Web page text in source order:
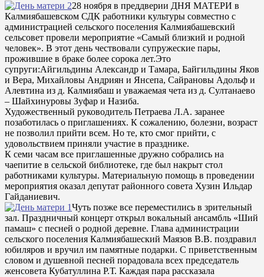
28 ноября в преддверии ДНЯ МАТЕРИ в
Калмиябашевском СДК работники культуры совместно с
администрацией сельского поселения Калмиябашевский
сельсовет провели мероприятие «Самый близкий и родной
человек». В этот день чествовали супружеские пары,
прожившие в браке более сорока лет.Это
супруги:Айгильдины Александр и Тамара, Байгильдины Яков
и Вера, Михайловы Андриян и Янсепа, Сайрановы Адольф и
Алевтина из д. Калмиябаш и уважаемая чета из д. Султанаево
– Шайхинуровы Зуфар и Назиба.
Художественный руководитель Петраева Л.А. заранее
позаботилась о приглашениях. К сожалению, болезни, возраст
не позволил прийти всем. Но те, кто смог прийти, с
удовольствием приняли участие в празднике.
К семи часам все приглашенные дружно собрались на
чаепитие в сельской библиотеке, где был накрыт стол
работниками культуры. Материальную помощь в проведении
мероприятия оказал депутат районного совета Хузин Ильдар
Гайданиевич.
Чуть позже все переместились в зрительный
зал. Праздничный концерт открыл вокальный ансамбль «Ший
памаш» с песней о родной деревне. Глава администрации
сельского поселения Калмиябашеский Маязов В.В. поздравил
юбиляров и вручил им памятные подарки. С приветственным
словом и душевной песней порадовала всех председатель
женсовета Кубатуллина Р.Т. Каждая пара рассказала